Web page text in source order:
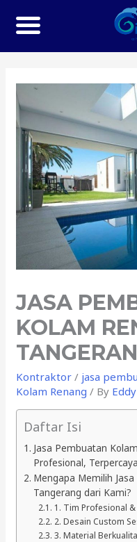
JASA
KOLAM
Kontraktor / jasa
Kolam Renang / By
Daftar Isi
Jasa Pembuatan
Profesional,
Mengapa Memilih
Tangerang dari Kami?
1. Tim Profesional
2. Desain Custom
3. Material